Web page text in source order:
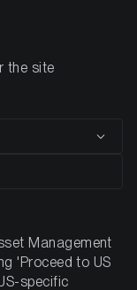
?
the site
Management
'Proceed to US
specific